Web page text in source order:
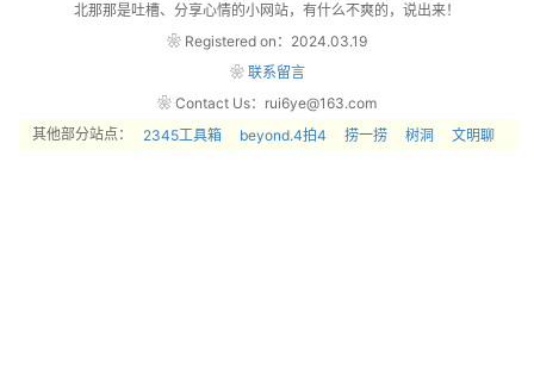
北那那是吐槽、分享心情的小网站，有什么不爽的，说出来！
❀ Registered on：2024.03.19
❀ 联系留言
❀ Contact Us：rui6ye@163.com
其他部分站点：
2345工具箱 beyond.4拍4 捞一捞 树洞 文明聊